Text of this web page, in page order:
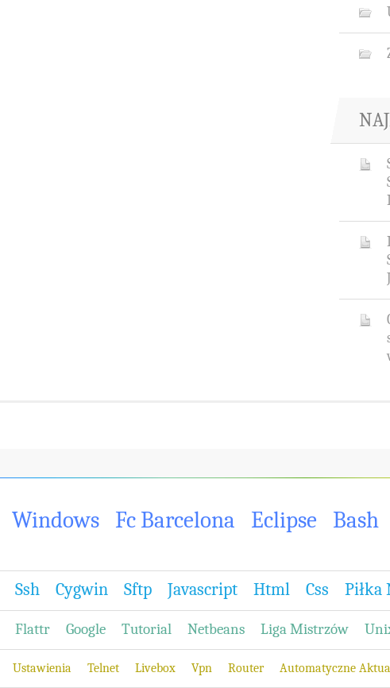
Windows Fc Barcelona Eclipse Bash
Ssh Cygwin Sftp Javascript Html Css Piłka
Flattr Google Tutorial Netbeans Liga Mistrzów
Ustawienia Telnet Livebox Vpn Router Automatyczne